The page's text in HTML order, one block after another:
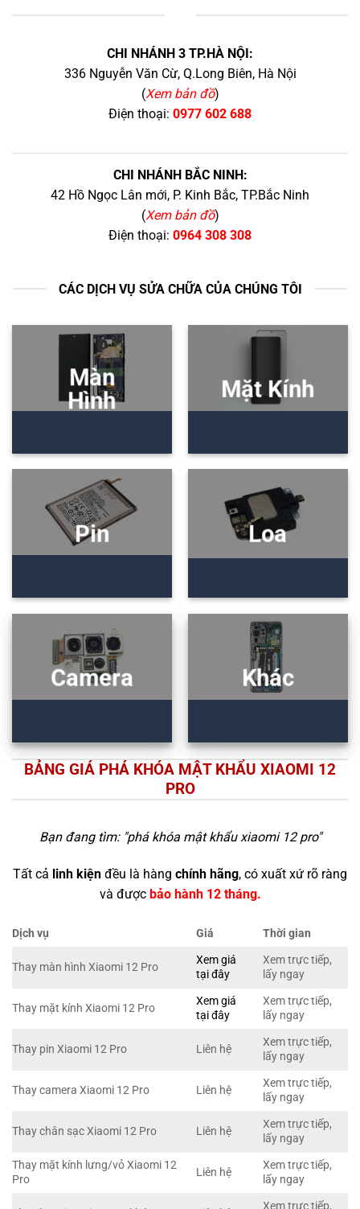
CHI NHÁNH 3 TP.HÀ NỘI:
336 Nguyễn Văn Cừ, Q.Long Biên, Hà Nội
(Xem bản đồ)
Điện thoại: 0977 602 688
CHI NHÁNH BẮC NINH:
42 Hồ Ngọc Lân mới, P. Kinh Bắc, TP.Bắc Ninh
(Xem bản đồ)
Điện thoại: 0964 308 308
CÁC DỊCH VỤ SỬA CHỮA CỦA CHÚNG TÔI
Màn
Hình
Mặt Kính
Pin Loa
Camera Khác
BẢNG GIÁ PHÁ KHÓA MẬT KHẨU XIAOMI 12
PRO
Bạn đang tìm: "phá khóa mật khẩu xiaomi 12 pro"
Tất cả linh kiện đều là hàng chính hãng, có xuất xứ rõ ràng
và được bảo hành 12 tháng.
Dịch vụ Giá Thời gian
Thay màn hình Xiaomi 12 Pro
Xem giá
tại đây
Xem trực tiếp,
lấy ngay
Thay mặt kính Xiaomi 12 Pro
Xem giá
tại đây
Xem trực tiếp,
lấy ngay
Thay pin Xiaomi 12 Pro Liên hệ
Xem trực tiếp,
lấy ngay
Thay camera Xiaomi 12 Pro Liên hệ
Xem trực tiếp,
lấy ngay
Thay chân sạc Xiaomi 12 Pro Liên hệ
Xem trực tiếp,
lấy ngay
Thay mặt kính lưng/vỏ Xiaomi 12
Pro
Liên hệ
Xem trực tiếp,
lấy ngay
Xem trực tiếp,